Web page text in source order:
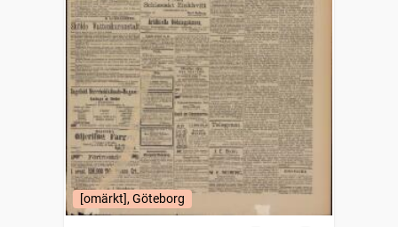
[omärkt], Göteborg